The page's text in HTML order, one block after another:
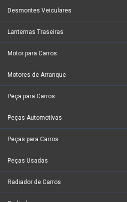
Desmontes Veiculares
Lanternas Traseiras
Motor para Carros
Motores de Arranque
Peça para Carros
Peças Automotivas
Peças para Carros
Peças Usadas
Radiador de Carros